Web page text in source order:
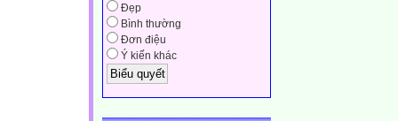
Đẹp
Bình thường
Đơn điệu
Ý kiến khác